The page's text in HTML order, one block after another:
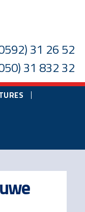
31 26 52
31 832 32